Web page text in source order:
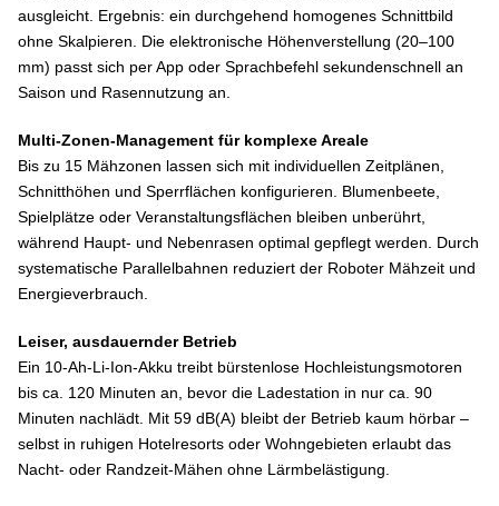
ausgleicht. Ergebnis: ein durchgehend homogenes Schnittbild
ohne Skalpieren. Die elektronische Höhenverstellung (20–100
mm) passt sich per App oder Sprachbefehl sekundenschnell an
Saison und Rasennutzung an.
Multi-Zonen-Management für komplexe Areale
Bis zu 15 Mähzonen lassen sich mit individuellen Zeitplänen,
Schnitthöhen und Sperrflächen konfigurieren. Blumenbeete,
Spielplätze oder Veranstaltungsflächen bleiben unberührt,
während Haupt- und Nebenrasen optimal gepflegt werden. Durch
systematische Parallelbahnen reduziert der Roboter Mähzeit und
Energieverbrauch.
Leiser, ausdauernder Betrieb
Ein 10-Ah-Li-Ion-Akku treibt bürstenlose Hochleistungsmotoren
bis ca. 120 Minuten an, bevor die Ladestation in nur ca. 90
Minuten nachlädt. Mit 59 dB(A) bleibt der Betrieb kaum hörbar –
selbst in ruhigen Hotelresorts oder Wohngebieten erlaubt das
Nacht- oder Randzeit-Mähen ohne Lärmbelästigung.